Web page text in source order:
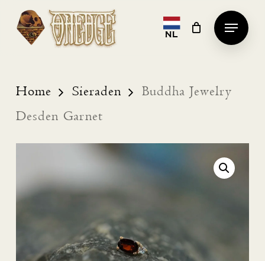
Skip
content
NL
Menu
Home Sieraden
Buddha Jewelry
Desden Garnet